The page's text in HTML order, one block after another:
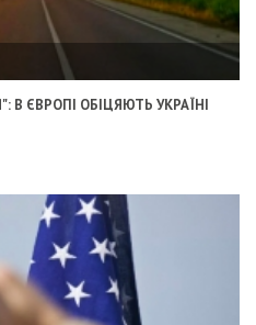
ЄВРОПІ ОБІЦЯЮТЬ УКРАЇНІ